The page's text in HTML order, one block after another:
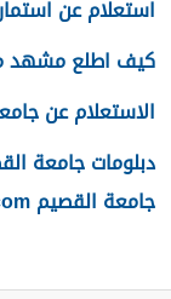
استعلام عن استماره منتهيه
كيف اطلع مشهد من
الاستعلام عن
جامعة القصيم qudcss.com